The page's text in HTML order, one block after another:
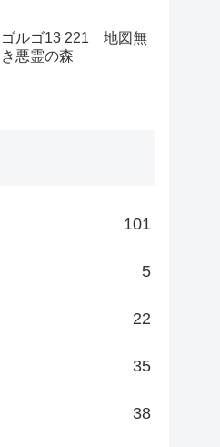
ゴルゴ13 221 地図無
き悪霊の森
101
5
22
35
38